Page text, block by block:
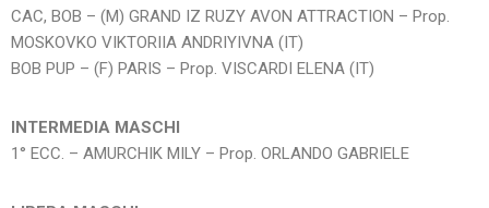
CAC, BOB – (M) GRAND IZ RUZY AVON ATTRACTION – Prop.
MOSKOVKO VIKTORIIA ANDRIYIVNA (IT)
BOB PUP – (F) PARIS – Prop. VISCARDI ELENA (IT)
INTERMEDIA MASCHI
1° ECC. – AMURCHIK MILY – Prop. ORLANDO GABRIELE